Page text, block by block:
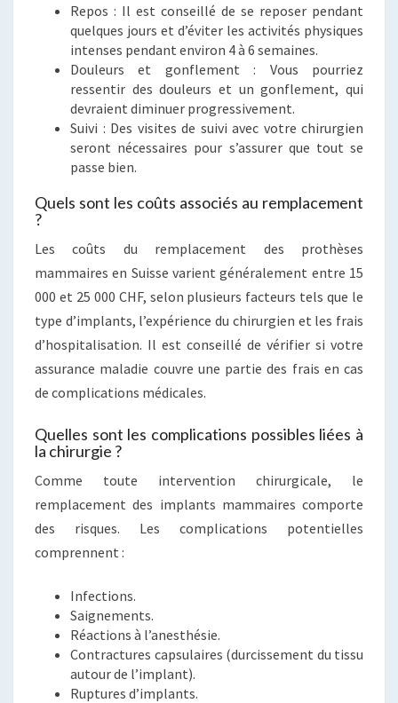
Repos : Il est conseillé de se reposer pendant
quelques jours et d’éviter les activités physiques
intenses pendant environ 4 à 6 semaines.
Douleurs et gonflement : Vous pourriez
ressentir des douleurs et un gonflement, qui
devraient diminuer progressivement.
Suivi : Des visites de suivi avec votre chirurgien
seront nécessaires pour s’assurer que tout se
passe bien.
Quels sont les coûts associés au remplacement
?
Les coûts du remplacement des prothèses
mammaires en Suisse varient généralement entre 15
000 et 25 000 CHF, selon plusieurs facteurs tels que le
type d’implants, l’expérience du chirurgien et les frais
d’hospitalisation. Il est conseillé de vérifier si votre
assurance maladie couvre une partie des frais en cas
de complications médicales.
Quelles sont les complications possibles liées à
la chirurgie ?
Comme toute intervention chirurgicale, le
remplacement des implants mammaires comporte
des risques. Les complications potentielles
comprennent :
Infections.
Saignements.
Réactions à l’anesthésie.
Contractures capsulaires (durcissement du tissu
autour de l’implant).
Ruptures d’implants.